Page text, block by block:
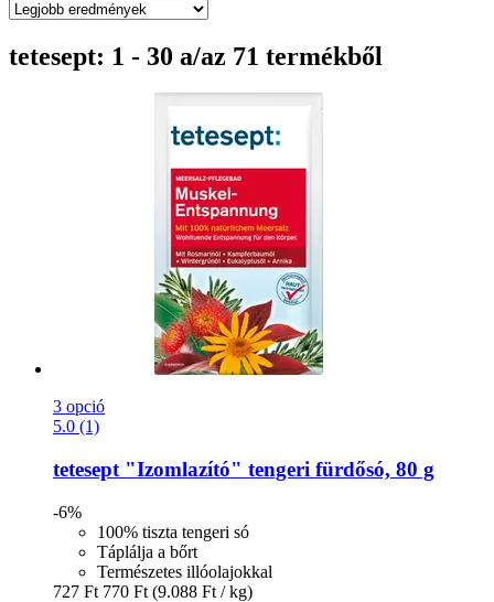
tetesept: 1 - 30 a/az 71 termékből
3 opció
5.0 (1)
tetesept "Izomlazító" tengeri fürdősó, 80 g
-6%
100% tiszta tengeri só
Táplálja a bőrt
Természetes illóolajokkal
727 Ft 770 Ft (9.088 Ft / kg)